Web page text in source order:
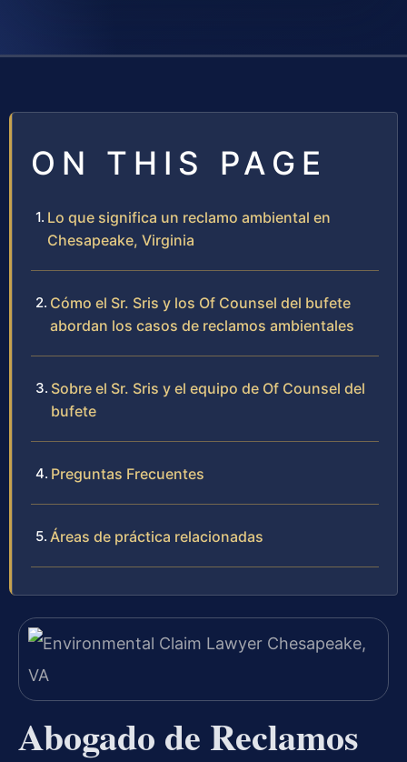
ON THIS PAGE
Lo que significa un reclamo ambiental en
Chesapeake, Virginia
Cómo el Sr. Sris y los Of Counsel del bufete
abordan los casos de reclamos ambientales
Sobre el Sr. Sris y el equipo de Of Counsel del
bufete
Preguntas Frecuentes
Áreas de práctica relacionadas
Abogado de Reclamos